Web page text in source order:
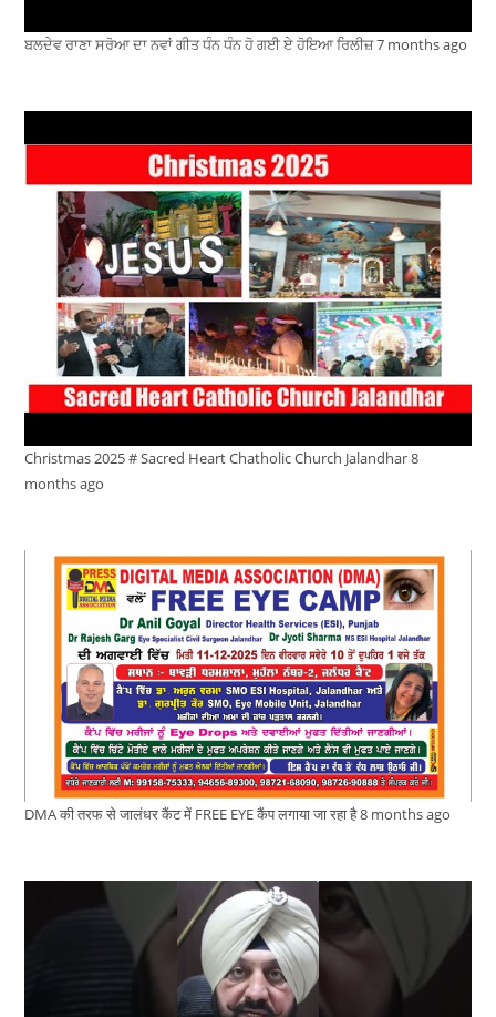
ਬਲਦੇਵ ਰਾਣਾ ਸਰੋਆ ਦਾ ਨਵਾਂ ਗੀਤ ਧੰਨ ਧੰਨ ਹੋ ਗਈ ਏ ਹੋਇਆ ਰਿਲੀਜ਼7 months ago
Christmas 2025 # Sacred Heart Chatholic Church Jalandhar8
months ago
DMA की तरफ से जालंधर कैंट में FREE EYE कैंप लगाया जा रहा है8 months ago